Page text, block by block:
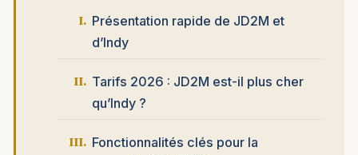
Présentation rapide de JD2M et
d’Indy
Tarifs 2026 : JD2M est-il plus cher
qu’Indy ?
Fonctionnalités clés pour la